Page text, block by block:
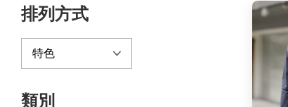
排列方式
類別